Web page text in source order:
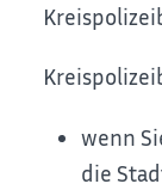
wenn
die